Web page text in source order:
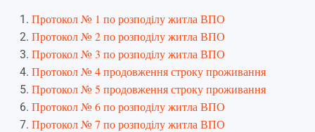
Протокол № 1 по розподілу житла ВПО
Протокол № 2 по розподілу житла ВПО
Протокол № 3 по розподілу житла ВПО
Протокол № 4 продовження строку проживання
Протокол № 5 продовження строку проживання
Протокол № 6 по розподілу житла ВПО
Протокол № 7 по розподілу житла ВПО